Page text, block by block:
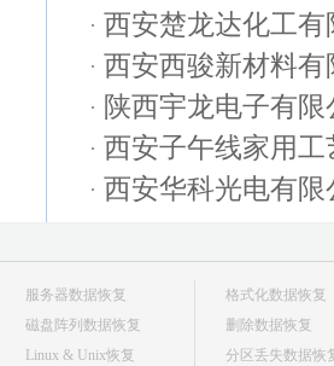
西安楚龙达化工
西安西骏新材料
陕西宇龙电子有
西安子午线家用
西安华科光电有
服务器数据恢复
磁盘阵列数据恢复
Linux & Unix恢复
格式化数据恢复
删除数据恢复
分区丢失数据恢